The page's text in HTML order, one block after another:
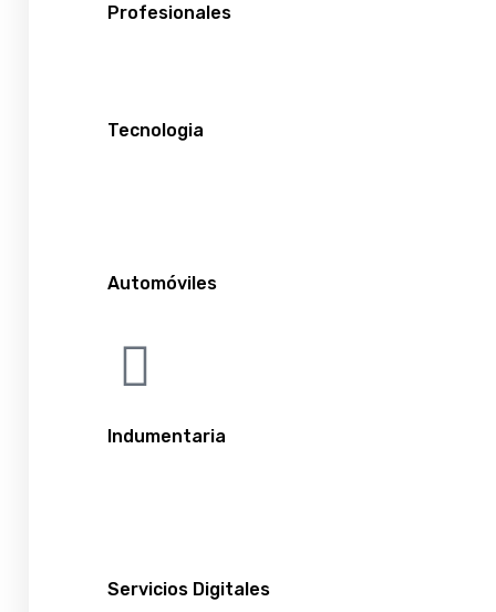
Profesionales
Tecnologia
Automóviles
Indumentaria
Servicios Digitales